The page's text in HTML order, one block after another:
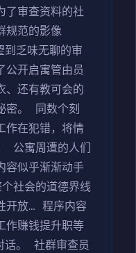
审查资料的社
规范的影像
乏味无聊的审
公开启寓管由员
、还有教可会的
密。 同数个刻
作在犯错，将情
公寓周遭的人们
容似乎渐渐动手
社会的道德界线
开放… 程序内容
作赚钱提升职等
话。 社群审查员